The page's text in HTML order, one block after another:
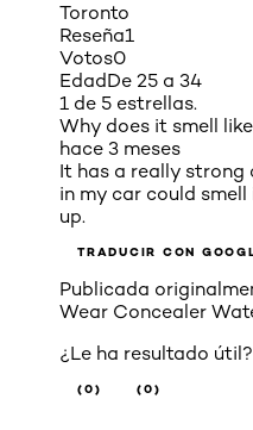
Toronto
Reseña1
Votos0
EdadDe 25 a 34
1 de 5 estrellas.
Why does it smell
hace 3 meses
It has a really strong
in my car could
up.
TRADUCIR CON
Publicada
Wear Concealer
¿Le ha resultado útil?
(0) (0)